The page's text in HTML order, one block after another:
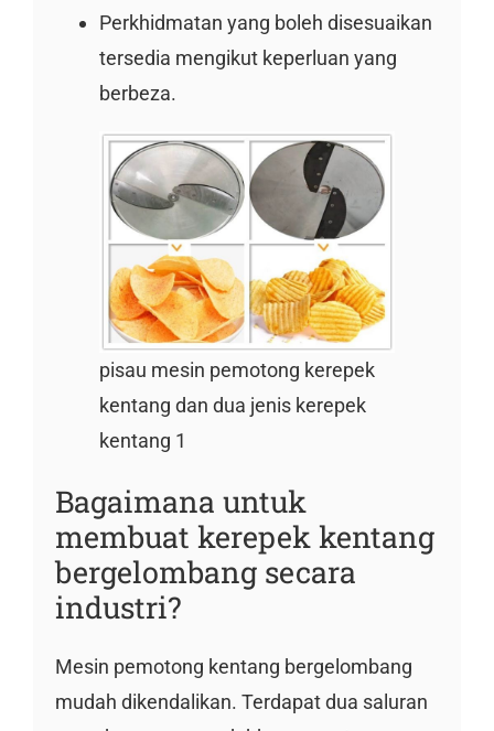
Perkhidmatan yang boleh disesuaikan
tersedia mengikut keperluan yang
berbeza.
pisau mesin pemotong kerepek
kentang dan dua jenis kerepek
kentang 1
Bagaimana untuk
membuat kerepek kentang
bergelombang secara
industri?
Mesin pemotong kentang bergelombang
mudah dikendalikan. Terdapat dua saluran